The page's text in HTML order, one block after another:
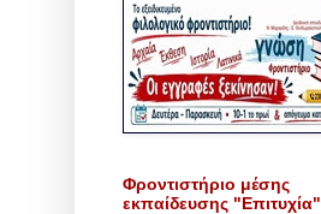
Φροντιστήριο μέσης
εκπαίδευσης "Επιτυχία"